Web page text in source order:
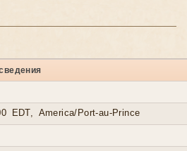
EDT, America/Port-au-Prince